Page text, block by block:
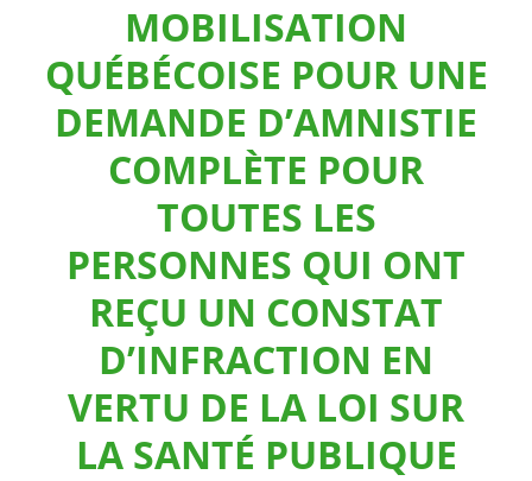
MOBILISATION
QUÉBÉCOISE POUR UNE
DEMANDE D’AMNISTIE
COMPLÈTE POUR
TOUTES LES
PERSONNES QUI ONT
REÇU UN CONSTAT
D’INFRACTION EN
VERTU DE LA LOI SUR
LA SANTÉ PUBLIQUE